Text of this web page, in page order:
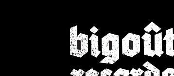
Skip
to
navigation
Skip
to
content